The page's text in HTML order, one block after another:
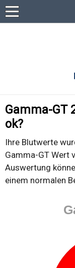
Gamma-GT
ok?
Ihre Blutwerte
Gamma-GT Wert
Auswertung
einem normalen